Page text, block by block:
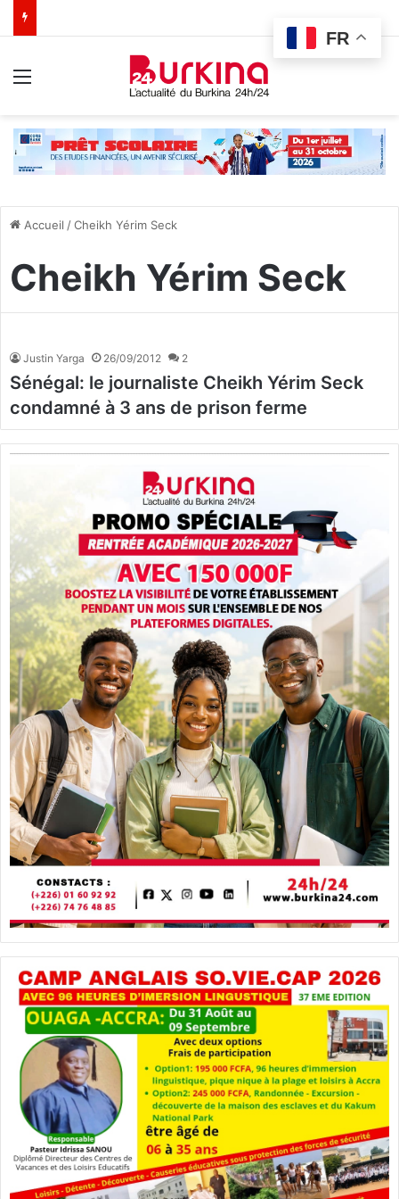
Accueil /Cheikh Yérim Seck
Cheikh Yérim Seck
Justin Yarga 26/09/2012 2
Sénégal: le journaliste Cheikh Yérim Seck
condamné à 3 ans de prison ferme
FR